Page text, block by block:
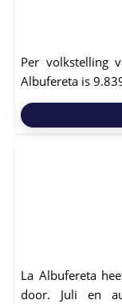
Per volkstelling
Albufereta is
La Albufereta
door. Juli en